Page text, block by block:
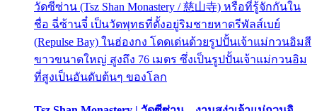
วัดซีซ่าน (Tsz Shan Monastery / 慈山寺) หรือที่รู้จักกันใน
ชื่อ ฉี่ซ้านจี๋ เป็นวัดพุทธที่ตั้งอยู่ริมชายหาดรีพัลส์เบย์
(Repulse Bay) ในฮ่องกง โดดเด่นด้วยรูปปั้นเจ้าแม่กวนอิมสี
ขาวขนาดใหญ่ สูงถึง 76 เมตร ซึ่งเป็นรูปปั้นเจ้าแม่กวนอิม
ที่สูงเป็นอันดับต้นๆ ของโลก